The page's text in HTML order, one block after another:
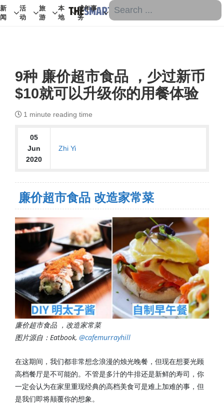
新
闻
活
动
旅
游
本
地
成年事
务
9种 廉价超市食品 ，少过新币
$10就可以升级你的用餐体验
1 minute reading time
05
Jun
2020
Zhi Yi
廉价超市食品 改造家常菜
廉价超市食品 ，改造家常菜
图片源自：Eatbook, @cafemurrayhill
在这期间，我们都非常想念浪漫的烛光晚餐，但现在想要光顾
高档餐厅是不可能的。不管是多汁的牛排还是新鲜的寿司，你
一定会认为在家里重现经典的高档美食可是难上加难的事，但
是我们即将颠覆你的想象。